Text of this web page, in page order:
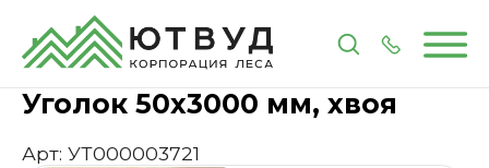
ГлавнаяКаталогПиломатериалы
Уголок 50х3000 мм, хвоя
Арт: УТ000003721